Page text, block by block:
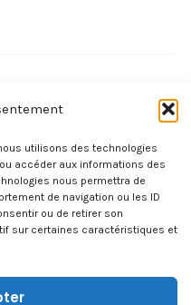
utilisons des technologies
accéder aux informations des
nous permettra de
de navigation ou les ID
ou de retirer son
sur certaines caractéristiques et